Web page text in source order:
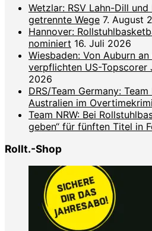
Wetzlar: RSV Lahn-Dill
getrennte Wege 7. August
Hannover:
nominiert 16. Juli 2026
Wiesbaden: Von Auburn an
verpflichten US-Topscorer
2026
DRS/Team Germany:
Australien im Overtimekrimi
Team NRW: Bei
geben“ für fünften Titel in
Rollt.-Shop